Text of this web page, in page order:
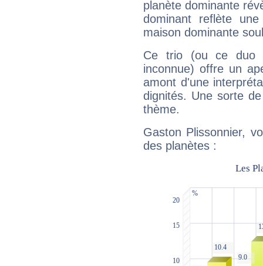
planète dominante
dominant reflète
maison dominante
Ce trio (ou ce duo
inconnue) offre un
amont d'une
dignités. Une sorte
thème.
Gaston Plissonnier,
des planètes :